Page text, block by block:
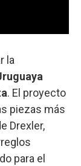
la
. El proyecto
piezas más
Drexler,
para el